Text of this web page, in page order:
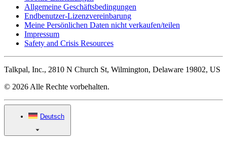
Allgemeine Geschäftsbedingungen
Endbenutzer-Lizenzvereinbarung
Meine Persönlichen Daten nicht verkaufen/teilen
Impressum
Safety and Crisis Resources
Talkpal, Inc., 2810 N Church St, Wilmington, Delaware 19802, US
© 2026 Alle Rechte vorbehalten.
Deutsch